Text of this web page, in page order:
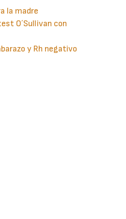
la madre
O´Sullivan con
y Rh negativo